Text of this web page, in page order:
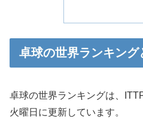
卓球の世界ランキング
卓球の世界ランキングは、
火曜日に更新しています。